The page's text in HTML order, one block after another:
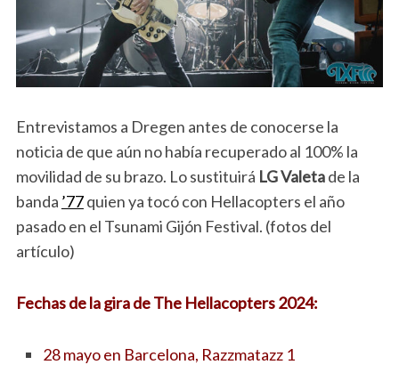
Entrevistamos a Dregen antes de conocerse la
noticia de que aún no había recuperado al 100% la
movilidad de su brazo. Lo sustituirá LG Valetade la
banda ’77quien ya tocó con Hellacopters el año
pasado en el Tsunami Gijón Festival. (fotos del
artículo)
Fechas de la gira de The Hellacopters 2024:
28 mayo en Barcelona, Razzmatazz 1